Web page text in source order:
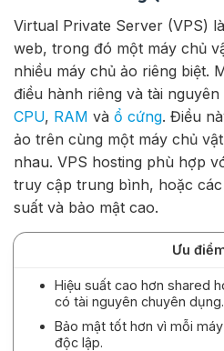
Virtual Private Server (VPS)
web, trong đó một máy chủ
nhiều máy chủ ảo riêng biệt.
điều hành riêng và tài
CPU, RAM và ổ cứng. Điều
ảo trên cùng một máy chủ
nhau. VPS hosting phù hợp
truy cập trung bình, hoặc
suất và bảo mật cao.
Ưu
Hiệu suất cao hơn shared
có tài nguyên chuyên dụng.
Bảo mật tốt hơn vì mỗi
độc lập.